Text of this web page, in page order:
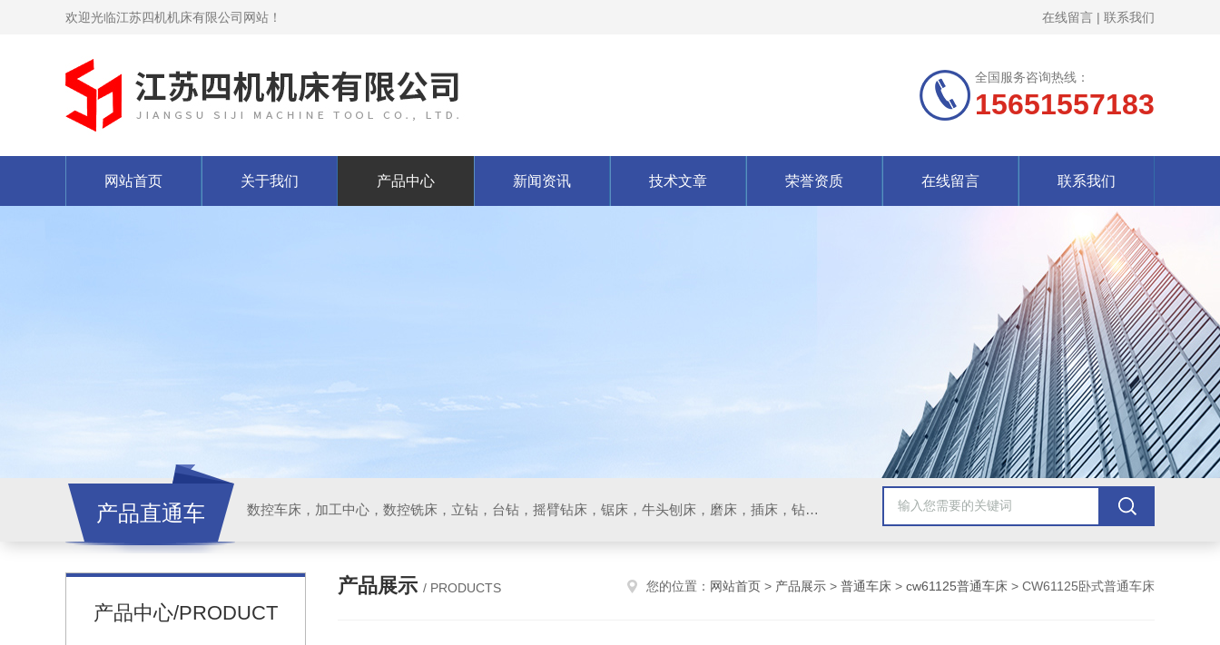
欢迎光临江苏四机机床有限公司网站！ 在线留言 | 联系我们
全国服务咨询热线：
15651557183
网站首页 关于我们 产品中心 新闻资讯 技术文章 荣誉资质 在线留言 联系我们
产品直通车 数控车床，加工中心，数控铣床，立钻，台钻，摇臂钻床，锯床，牛头刨床，磨床，插床，钻铣床，滚齿机
产品中心/PRODUCT
产品展示 / PRODUCTS 您的位置： 网站首页 > 产品展示 > 普通车床 > cw61125普通车床 > CW61125卧式普通车床